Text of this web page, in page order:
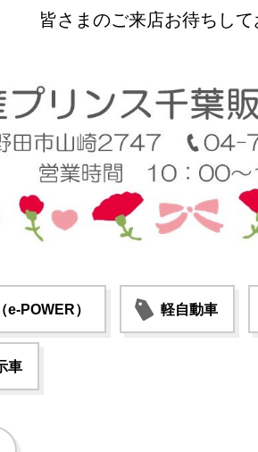
皆さまのご来店お待ちし
e-POWER） 軽自動車
車